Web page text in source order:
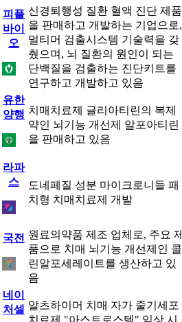
피플
바이
오
신경퇴행성 질환 혈액 진단 제품
을 판매하고 개발하는 기업으로,
멀티머 검출시스템 기술력을 갖
췄으며, 뇌 질환의 원인이 되는
단백질을 검출하는 진단키트를
연구하고 개발하고 있음
유한
양행 치매치료제 글리아티린의 복제
약인 뇌기능 개선제 알포아티린
을 판매하고 있음
라파
스
도네페질 성분 마이크로니들 패
치형 치매치료제 개발
국전 원료의약품 제조 업체로, 주요 제
품으로 치매 뇌기능 개선제인 콜
린알포세레이트를 생산하고 있
음
네이
처셀 알츠하이머 치매 자가 줄기세포
치료제 "아스트로스템" 임상 시